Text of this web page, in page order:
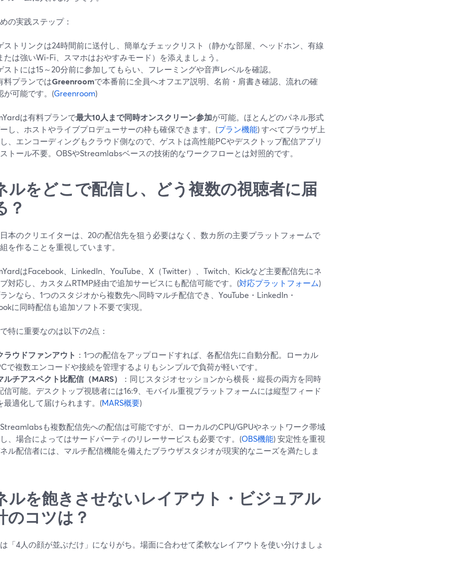
の実践ステップ：
ストリンクは24時間前に送付し、簡単なチェックリスト（静かな部屋、ヘッドホン、有線
たは強いWi‑Fi、スマホはおやすみモード）を添えましょう。
ストには15～20分前に参加してもらい、フレーミングや音声レベルを確認。
料プランではGreenroomで本番前に全員へオフエア説明、名前・肩書き確認、流れの確
が可能です。(Greenroom)
は有料プランで最大10人まで同時オンスクリーン参加が可能。ほとんどのパネル形式
し、ホストやライブプロデューサーの枠も確保できます。(プラン機能) すべてブラウザ上
、エンコーディングもクラウド側なので、ゲストは高性能PCやデスクトップ配信アプリ
トール不要。OBSやStreamlabsベースの技術的なワークフローとは対照的です。
ルをどこで配信し、どう複数の視聴者に届
？
本のクリエイターは、20の配信先を狙う必要はなく、数カ所の主要プラットフォームで
を作ることを重視しています。
はFacebook、LinkedIn、YouTube、X（Twitter）、Twitch、Kickなど主要配信先にネ
対応し、カスタムRTMP経由で追加サービスにも配信可能です。(対応プラットフォーム)
ンなら、1つのスタジオから複数先へ同時マルチ配信でき、YouTube・LinkedIn・
に同時配信も追加ソフト不要で実現。
特に重要なのは以下の2点：
ラウドファンアウト ：1つの配信をアップロードすれば、各配信先に自動分配。ローカル
で複数エンコードや接続を管理するよりもシンプルで負荷が軽いです。
ルチアスペクト比配信（MARS）
：同じスタジオセッションから横長・縦長の両方を同時
信可能。デスクトップ視聴者には16:9、モバイル重視プラットフォームには縦型フィード
最適化して届けられます。(MARS概要)
も複数配信先への配信は可能ですが、ローカルのCPU/GPUやネットワーク帯域
、場合によってはサードパーティのリレーサービスも必要です。(OBS機能) 安定性を重視
ル配信者には、マルチ配信機能を備えたブラウザスタジオが現実的なニーズを満たしま
ルを飽きさせないレイアウト・ビジュアル
のコツは？
「4人の顔が並ぶだけ」になりがち。場面に合わせて柔軟なレイアウトを使い分けましょ